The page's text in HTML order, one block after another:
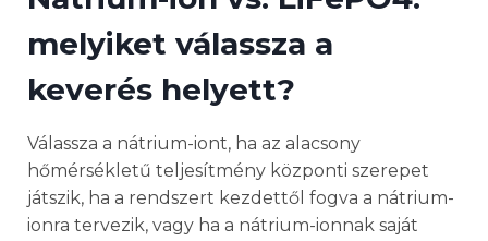
melyiket válassza a
keverés helyett?
Válassza a nátrium-iont, ha az alacsony
hőmérsékletű teljesítmény központi szerepet
játszik, ha a rendszert kezdettől fogva a nátrium-
ionra tervezik, vagy ha a nátrium-ionnak saját